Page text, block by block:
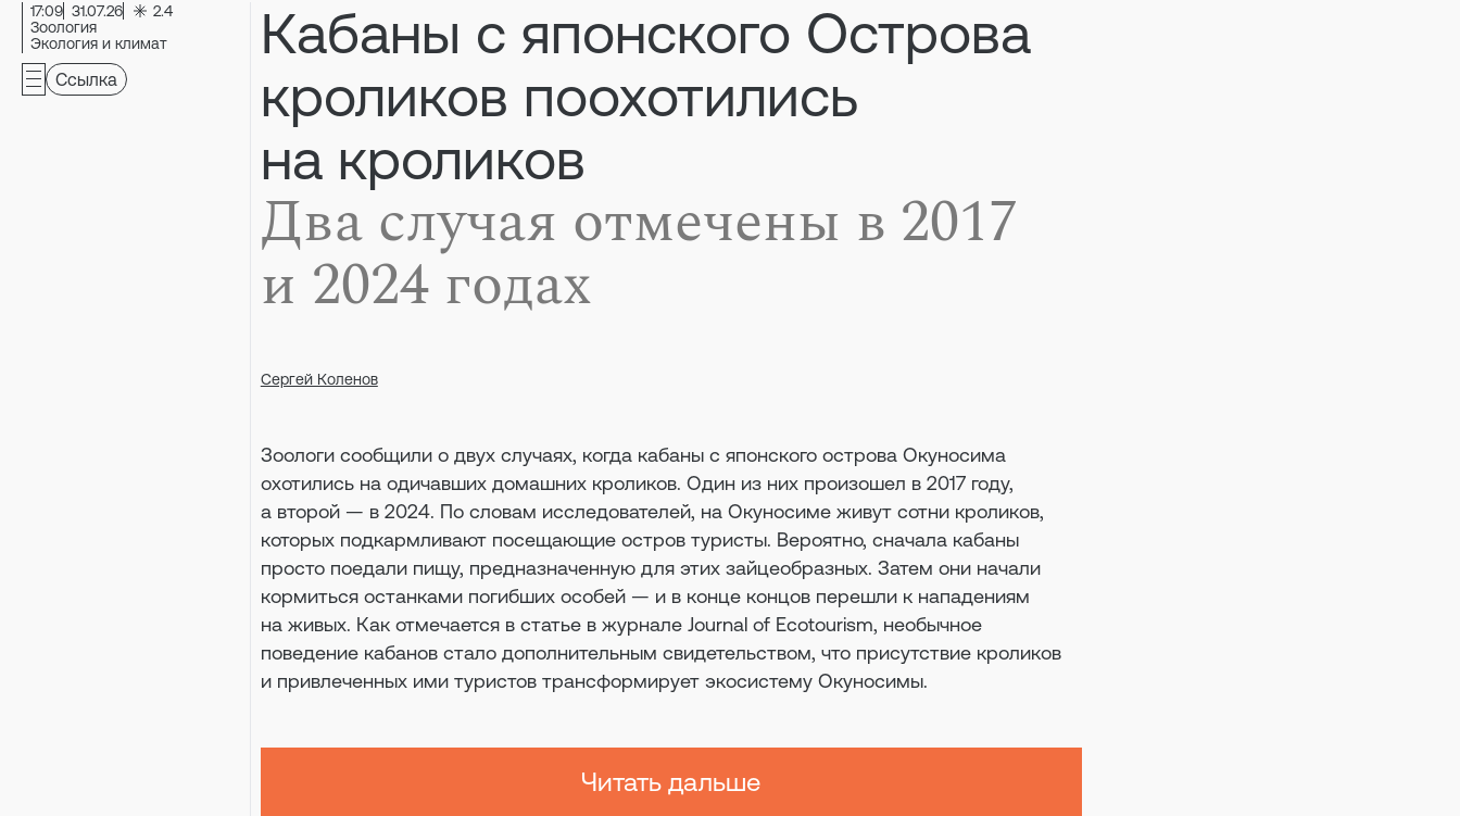
17:09 31.07.26
2.4
Зоология
Экология и климат
Ссылка
Кабаны с японского Острова
кроликов поохотились
на кроликов
Два случая отмечены в 2017
и 2024 годах
Сергей Коленов
Зоологи сообщили о двух случаях, когда кабаны с японского острова Окуносима
охотились на одичавших домашних кроликов. Один из них произошел в 2017 году,
а второй — в 2024. По словам исследователей, на Окуносиме живут сотни кроликов,
которых подкармливают посещающие остров туристы. Вероятно, сначала кабаны
просто поедали пищу, предназначенную для этих зайцеобразных. Затем они начали
кормиться останками погибших особей — и в конце концов перешли к нападениям
на живых. Как отмечается в статье в журнале Journal of Ecotourism, необычное
поведение кабанов стало дополнительным свидетельством, что присутствие кроликов
и привлеченных ими туристов трансформирует экосистему Окуносимы.
Читать дальше